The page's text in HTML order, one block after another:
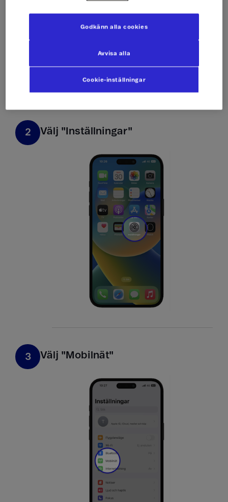
2 Välj "Inställningar​"
3 Välj "Mobilnät​"
Cookie-inställningar
Avvisa alla
Godkänn alla cookies